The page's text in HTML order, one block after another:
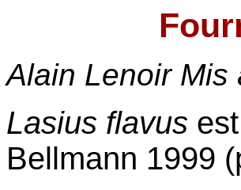
Alain Lenoir Mis
Lasius flavus
Bellmann 1999